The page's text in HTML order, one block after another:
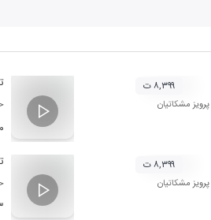
پرویز مشکاتیان
۸,۳۹۹ ت
پرویز مشکاتیان
۸,۳۹۹ ت